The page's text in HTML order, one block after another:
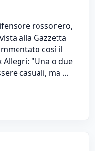
rossonero,
alla Gazzetta
così il
Allegri: "Una o due
casuali, ma ...